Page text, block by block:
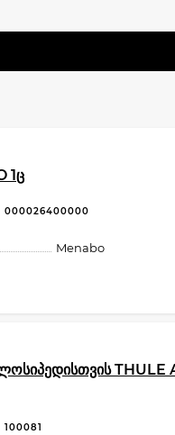
1ც
000026400000
Menabo
THULE
100081